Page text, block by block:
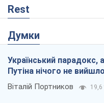
Rest
Думки
Український парадокс,
Путіна нічого не
Віталій Портников 19,6